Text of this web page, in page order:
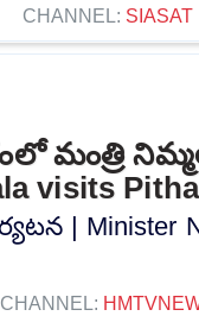
CHANNEL: SIASAT
మంత్రి
visits
| Minister
CHANNEL: